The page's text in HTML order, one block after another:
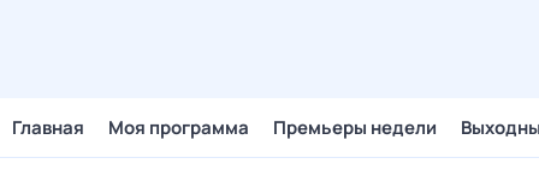
Главная Моя программа Премьеры недели